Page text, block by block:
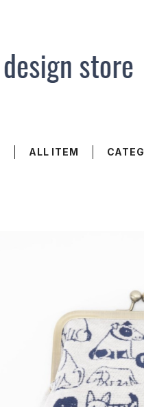
ALL ITEM